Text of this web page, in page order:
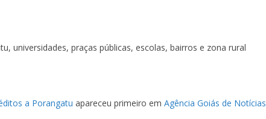
universidades, praças públicas, escolas, bairros e zona rural
a Porangatu apareceu primeiro em Agência Goiás de Notícias